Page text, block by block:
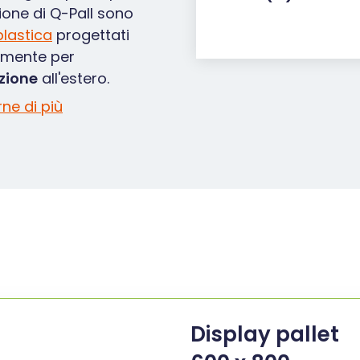
di Q-Pall sono
progettati
per
all'estero.
di più
Display pallet